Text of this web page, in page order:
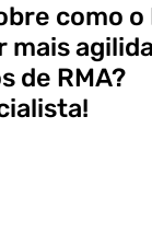
como o
de RMA?